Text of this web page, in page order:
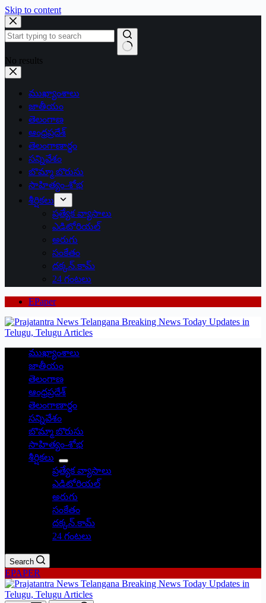
Skip to content
No results
ముఖ్యాంశాలు
జాతీయం
తెలంగాణ
ఆంధ్రప్రదేశ్
తెలంగాణార్థం
సన్నివేశం
బొమ్మా బొరుసు
సాహిత్యం-శోభ
శీర్షికలు
ప్రత్యేక వ్యాసాలు
ఎడిటోరియల్
అరుగు
సంకేతం
దక్కన్.కామ్
24 గంటలు
EPaper
ముఖ్యాంశాలు
జాతీయం
తెలంగాణ
ఆంధ్రప్రదేశ్
తెలంగాణార్థం
సన్నివేశం
బొమ్మా బొరుసు
సాహిత్యం-శోభ
శీర్షికలు
ప్రత్యేక వ్యాసాలు
ఎడిటోరియల్
అరుగు
సంకేతం
దక్కన్.కామ్
24 గంటలు
Search
EPAPER